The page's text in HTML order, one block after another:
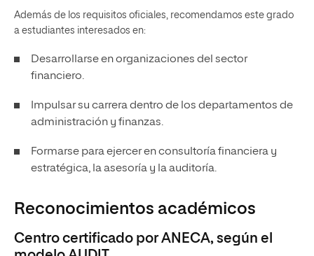
Además de los requisitos oficiales, recomendamos este grado
a estudiantes interesados en:
Desarrollarse en organizaciones del sector
financiero.
Impulsar su carrera dentro de los departamentos de
administración y finanzas.
Formarse para ejercer en consultoría financiera y
estratégica, la asesoría y la auditoría.
Reconocimientos académicos
Centro certificado por ANECA, según el